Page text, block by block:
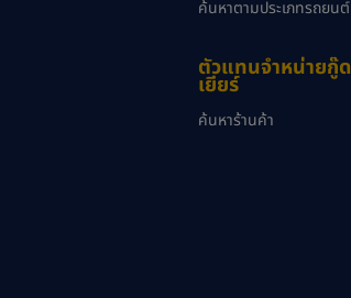
ค้นหาตามประเภทรถยนต์
ตัวแทนจำหน่ายกู๊ด
เยียร์
ค้นหาร้านค้า